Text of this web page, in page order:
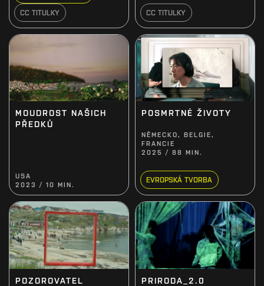
CC TITULKY
CC TITULKY
MOUDROST NAŠICH
PŘEDKŮ
USA
2023 / 10 MIN.
POSMRTNÉ ŽIVOTY
NĚMECKO, BELGIE,
FRANCIE
2025 / 88 MIN.
EVROPSKÁ TVORBA
POZOROVATEL PRIRODA_2.0